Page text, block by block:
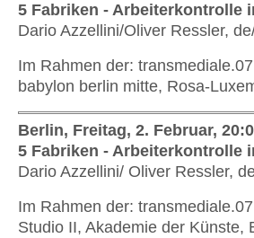
5 Fabriken - Arbeiterkontrolle
Dario Azzellini/Oliver Ressler,
Im Rahmen der:
babylon berlin mitte, Rosa-
Berlin, Freitag, 2. Februar,
5 Fabriken - Arbeiterkontrolle
Dario Azzellini/ Oliver Ressler,
Im Rahmen der:
Studio II, Akademie der Künste,